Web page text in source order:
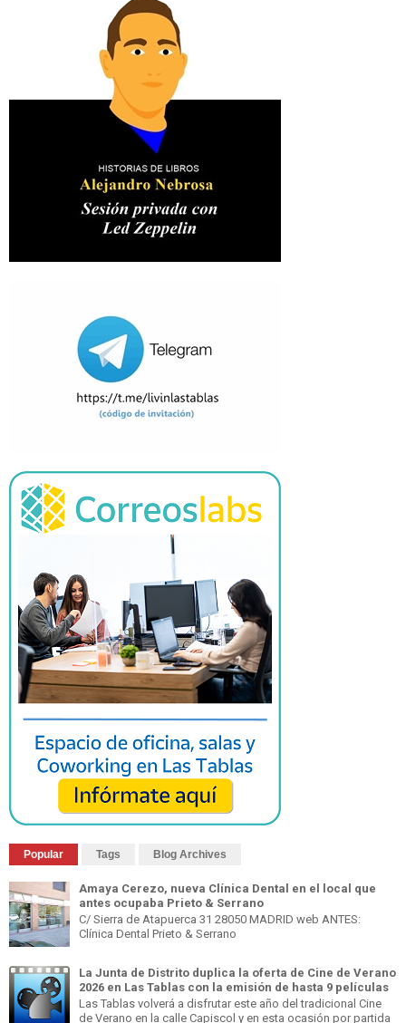
Popular Tags Blog Archives
Amaya Cerezo, nueva Clínica Dental en el local que
antes ocupaba Prieto & Serrano
C/ Sierra de Atapuerca 31 28050 MADRID web ANTES:
Clínica Dental Prieto & Serrano
La Junta de Distrito duplica la oferta de Cine de Verano
2026 en Las Tablas con la emisión de hasta 9 películas
Las Tablas volverá a disfrutar este año del tradicional Cine
de Verano en la calle Capiscol y en esta ocasión por partida